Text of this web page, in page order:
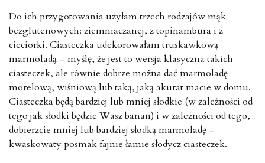
Do ich przygotowania użyłam trzech rodzajów mąk
bezglutenowych: ziemniaczanej, z topinambura i z
cieciorki. Ciasteczka udekorowałam truskawkową
marmoladą – myślę, że jest to wersja klasyczna takich
ciasteczek, ale równie dobrze można dać marmoladę
morelową, wiśniową lub taką, jaką akurat macie w domu.
Ciasteczka będą bardziej lub mniej słodkie (w zależności od
tego jak słodki będzie Wasz banan) i w zależności od tego,
dobierzcie mniej lub bardziej słodką marmoladę –
kwaskowaty posmak fajnie łamie słodycz ciasteczek.